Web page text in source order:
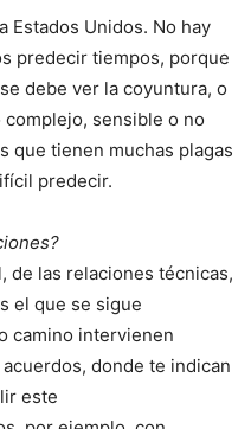
Estados Unidos. No hay
predecir tiempos, porque
debe ver la coyuntura, o
sensible o no
que tienen muchas plagas
predecir.
de las relaciones técnicas,
el que se sigue
camino intervienen
donde te indican
este